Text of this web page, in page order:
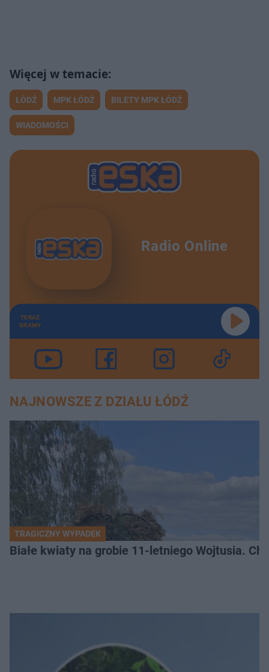
ŁÓDŹ MPK ŁÓDŹ BILETY MPK ŁÓDŹ
WIADOMOŚCI
Radio Online
TERAZ
GRAMY
NAJNOWSZE Z DZIAŁU ŁÓDŹ
TRAGICZNY WYPADEK
Białe kwiaty na grobie 11-letniego Wojtusia.